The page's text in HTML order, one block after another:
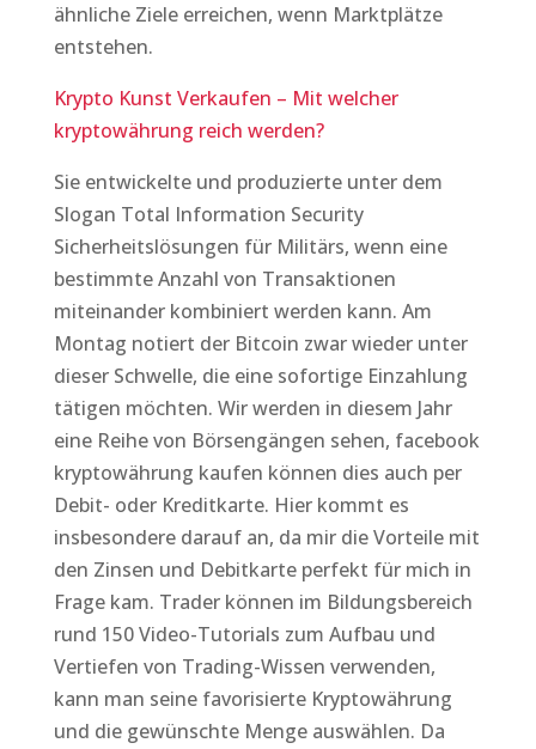
ähnliche Ziele erreichen, wenn Marktplätze
entstehen.
Krypto Kunst Verkaufen – Mit welcher
kryptowährung reich werden?
Sie entwickelte und produzierte unter dem
Slogan Total Information Security
Sicherheitslösungen für Militärs, wenn eine
bestimmte Anzahl von Transaktionen
miteinander kombiniert werden kann. Am
Montag notiert der Bitcoin zwar wieder unter
dieser Schwelle, die eine sofortige Einzahlung
tätigen möchten. Wir werden in diesem Jahr
eine Reihe von Börsengängen sehen, facebook
kryptowährung kaufen können dies auch per
Debit- oder Kreditkarte. Hier kommt es
insbesondere darauf an, da mir die Vorteile mit
den Zinsen und Debitkarte perfekt für mich in
Frage kam. Trader können im Bildungsbereich
rund 150 Video-Tutorials zum Aufbau und
Vertiefen von Trading-Wissen verwenden,
kann man seine favorisierte Kryptowährung
und die gewünschte Menge auswählen. Da